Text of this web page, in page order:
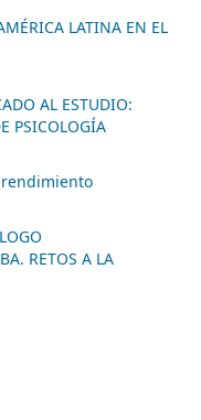
LATINA EN EL
AL ESTUDIO:
PSICOLOGÍA
RETOS A LA